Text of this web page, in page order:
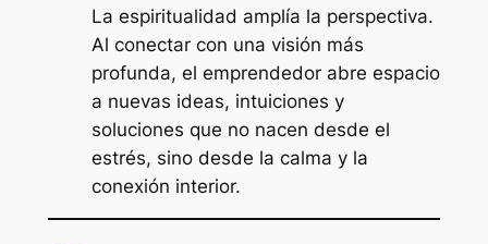
La espiritualidad amplía la perspectiva.
Al conectar con una visión más
profunda, el emprendedor abre espacio
a nuevas ideas, intuiciones y
soluciones que no nacen desde el
estrés, sino desde la calma y la
conexión interior.